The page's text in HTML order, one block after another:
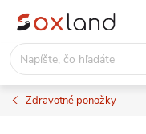
Prejsť
obsah
Zdravotné ponožky